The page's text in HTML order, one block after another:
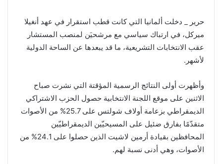
حرير _ دخلت ألمانيا التي كانت قطب استقرار في عهد أنغيلا
ميركل، في ارتباك سياسي مع مرشحيَن لمنصب المستشار
عقب الانتخابات التشريعية، ما قد يبعدها عن الساحة الدولية
لأشهر.
وأظهرت أولى النتائج الرسمية المؤقتة التي نشرت صباح
الاثنين على موقع اللجنة الانتخابية حصول الحزب الاشتراكي
الديمقراطي بزعامة أولاف شولتس على 25.7% من الأصوات
متقدّمًا بفارق ضئيل على المسيحيّين الديمقراطيّين
المحافظين بقيادة أرمين لاشيت الذين حصلوا على 24.1% من
الأصوات، وهي أدنى نسبة لهم.